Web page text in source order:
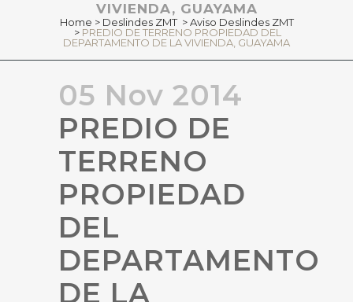
VIVIENDA, GUAYAMA
Home > Deslindes ZMT >Aviso Deslindes ZMT
> PREDIO DE TERRENO PROPIEDAD DEL
DEPARTAMENTO DE LA VIVIENDA, GUAYAMA
05 Nov 2014
PREDIO DE
TERRENO
PROPIEDAD
DEL
DEPARTAMENTO
DE LA